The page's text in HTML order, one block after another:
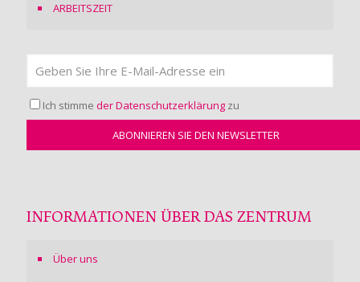
ARBEITSZEIT
Ich stimme der Datenschutzerklärung zu
INFORMATIONEN ÜBER DAS ZENTRUM
Über uns